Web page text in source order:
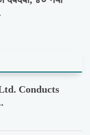
Conducts